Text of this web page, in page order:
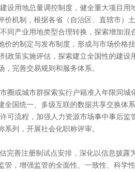
建设用地总量调控制度，健全重大
机制，根据各省（自治区、直辖市）
业用地类型合理转换，探索增
的制定与发布制度，形成与市场价格挂
政策实施评估，探索建立全国性的建
，完善交易规则和服务体系。
圈或城市群探索实行户籍准入年限同
统一、多级互联的数据共享交换体系，
许可流程，加强人力资源市场事中事
系列，开展社会化职称评审。
完善注册制试点安排，深化以信息披
增强监管的全面性、一致性、科学性